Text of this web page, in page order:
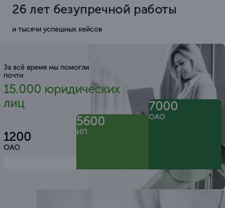
26 лет безупречной работы
и тысячи успешных кейсов
За всё время мы помогли
почти
15.000 юридических
лиц
1200
ОАО
5600
ИП
7000
ОАО